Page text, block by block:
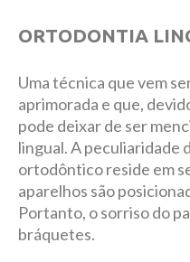
ORTODONTIA
Uma técnica que vem
aprimorada e que,
pode deixar de ser
lingual. A peculiaridade
ortodôntico reside em
aparelhos são
Portanto, o sorriso do
bráquetes.